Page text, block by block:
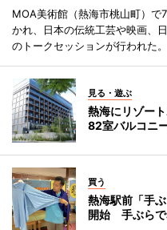
MOA美術館（熱海市桃山町）で
かれ、日本の伝統工芸や映画、
のトークセッションが行われた。
見る・遊ぶ
熱海にリゾー
82室バルコニ
買う
熱海駅前「手
開始 手ぶらで